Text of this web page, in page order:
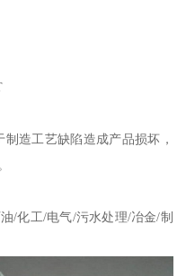
造工艺缺陷造成产品损坏，
/化工/电气/污水处理/冶金/制